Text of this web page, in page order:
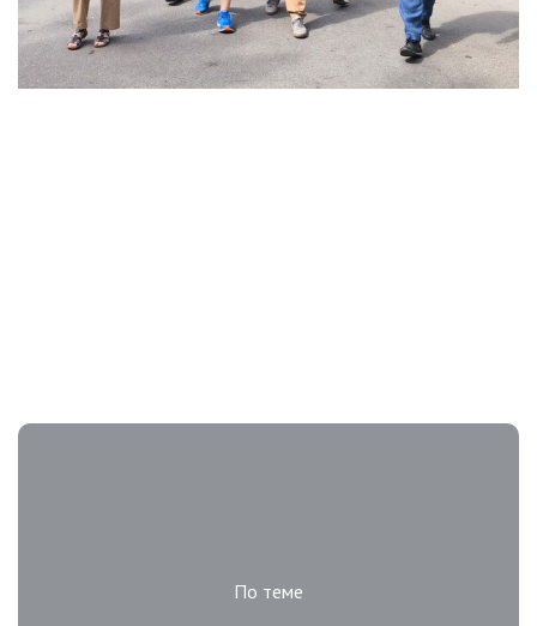
По теме